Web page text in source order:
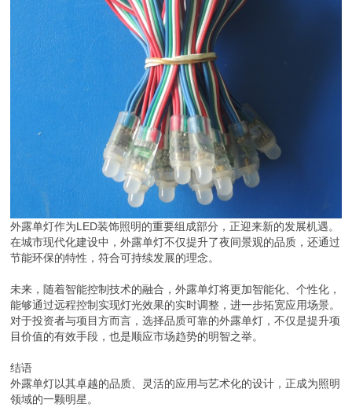
外露单灯作为LED装饰照明的重要组成部分，正迎来新的发展机遇。
在城市现代化建设中，外露单灯不仅提升了夜间景观的品质，还通过
节能环保的特性，符合可持续发展的理念。
未来，随着智能控制技术的融合，外露单灯将更加智能化、个性化，
能够通过远程控制实现灯光效果的实时调整，进一步拓宽应用场景。
对于投资者与项目方而言，选择品质可靠的外露单灯，不仅是提升项
目价值的有效手段，也是顺应市场趋势的明智之举。
结语
外露单灯以其卓越的品质、灵活的应用与艺术化的设计，正成为照明
领域的一颗明星。